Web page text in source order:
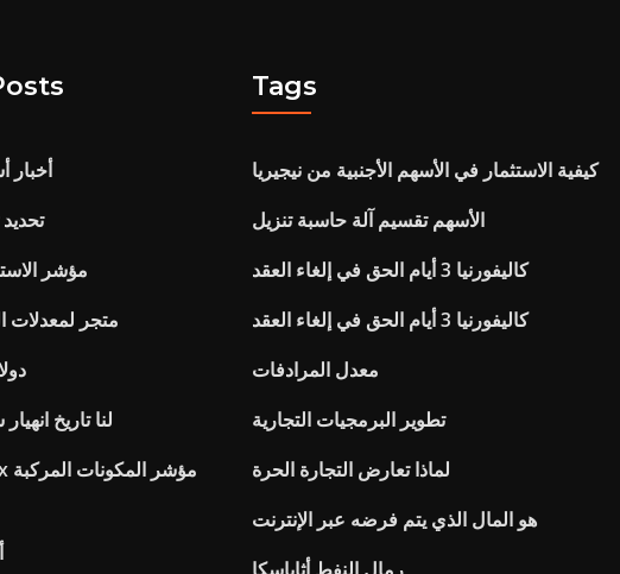
أخبار
مؤشر
متجر لمعدلات
1
لنا تاريخ
Tags
كيفية الاستثمار في الأسهم الأجنبية من نيجيريا
الأسهم تقسيم آلة حاسبة تنزيل
كاليفورنيا 3 أيام الحق في إلغاء العقد
كاليفورنيا 3 أيام الحق في إلغاء العقد
معدل المرادفات
تطوير البرمجيات التجارية
لماذا تعارض التجارة الحرة
هو المال الذي يتم فرضه عبر الإنترنت